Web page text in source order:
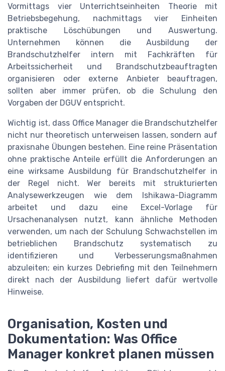
Vormittags vier Unterrichtseinheiten Theorie mit
Betriebsbegehung, nachmittags vier Einheiten
praktische Löschübungen und Auswertung.
Unternehmen können die Ausbildung der
Brandschutzhelfer intern mit Fachkräften für
Arbeitssicherheit und Brandschutzbeauftragten
organisieren oder externe Anbieter beauftragen,
sollten aber immer prüfen, ob die Schulung den
Vorgaben der DGUV entspricht.
Wichtig ist, dass Office Manager die Brandschutzhelfer
nicht nur theoretisch unterweisen lassen, sondern auf
praxisnahe Übungen bestehen. Eine reine Präsentation
ohne praktische Anteile erfüllt die Anforderungen an
eine wirksame Ausbildung für Brandschutzhelfer in
der Regel nicht. Wer bereits mit strukturierten
Analysewerkzeugen wie dem Ishikawa-Diagramm
arbeitet und dazu eine Excel-Vorlage für
Ursachenanalysen nutzt, kann ähnliche Methoden
verwenden, um nach der Schulung Schwachstellen im
betrieblichen Brandschutz systematisch zu
identifizieren und Verbesserungsmaßnahmen
abzuleiten; ein kurzes Debriefing mit den Teilnehmern
direkt nach der Ausbildung liefert dafür wertvolle
Hinweise.
Organisation, Kosten und
Dokumentation: Was Office
Manager konkret planen müssen